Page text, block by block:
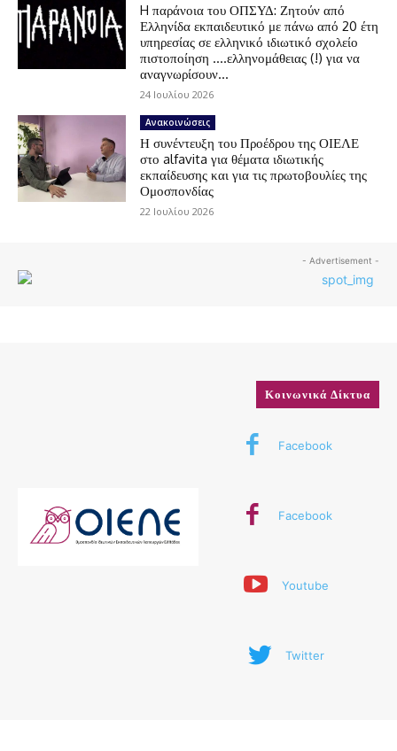
H παράνοια του ΟΠΣΥΔ: Ζητούν από
Ελληνίδα εκπαιδευτικό με πάνω από 20 έτη
υπηρεσίας σε ελληνικό ιδιωτικό σχολείο
πιστοποίηση ….ελληνομάθειας (!) για να
αναγνωρίσουν...
24 Ιουλίου 2026
Ανακοινώσεις
Η συνέντευξη του Προέδρου της ΟΙΕΛΕ
στο alfavita για θέματα ιδιωτικής
εκπαίδευσης και για τις πρωτοβουλίες της
Ομοσπονδίας
22 Ιουλίου 2026
- Advertisement -
Κοινωνικά Δίκτυα
Facebook
Facebook
Youtube
Twitter